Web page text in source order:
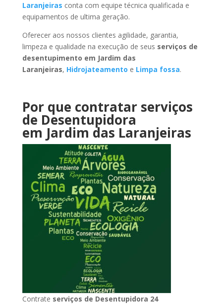
Laranjeiras conta com equipe técnica qualificada e
equipamentos de ultima geração.
Oferecer aos nossos clientes agilidade, garantia,
limpeza e qualidade na execução de seus serviços de
desentupimento em Jardim das
Laranjeiras, Hidrojateamento e Limpa fossa.
Por que contratar serviços
de Desentupidora
em Jardim das Laranjeiras
Contrate serviços de Desentupidora 24